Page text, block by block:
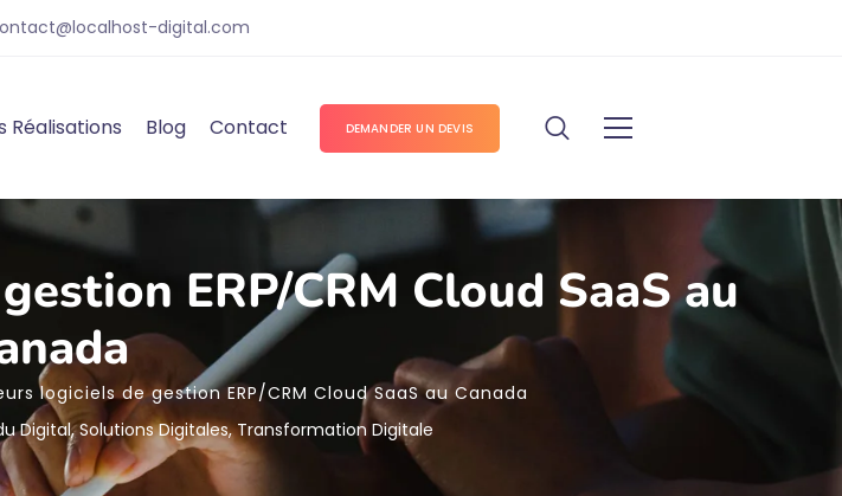
digital.com
Réalisations Blog Contact DEMANDER UN DEVIS
ERP/CRM Cloud SaaS au
logiciels de gestion ERP/CRM Cloud SaaS au Canada
Digital,Solutions Digitales,Transformation Digitale